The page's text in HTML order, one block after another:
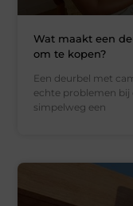
Wat maakt een
om te kopen?
Een deurbel met
echte problemen bij
simpelweg een